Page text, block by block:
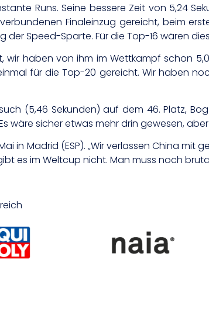
Runs. Seine bessere Zeit von 5,24
Finaleinzug gereicht, beim
der Speed-Sparte. Für die Top-16 wären
wir haben von ihm im Wettkampf schon
für die Top-20 gereicht. Wir haben
(5,46 Sekunden) auf dem 46. Platz,
wäre sicher etwas mehr drin gewesen,
in Madrid (ESP). „Wir verlassen China mit
es im Weltcup nicht. Man muss noch